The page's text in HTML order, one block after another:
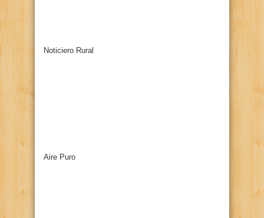
Noticiero Rural
Aire Puro